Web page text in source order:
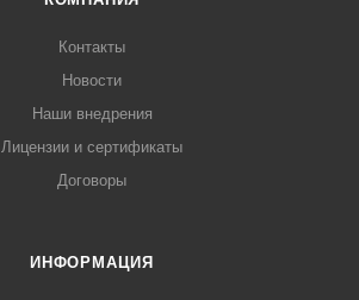
Контакты
Новости
Наши внедрения
Лицензии и сертификаты
Договоры
ИНФОРМАЦИЯ